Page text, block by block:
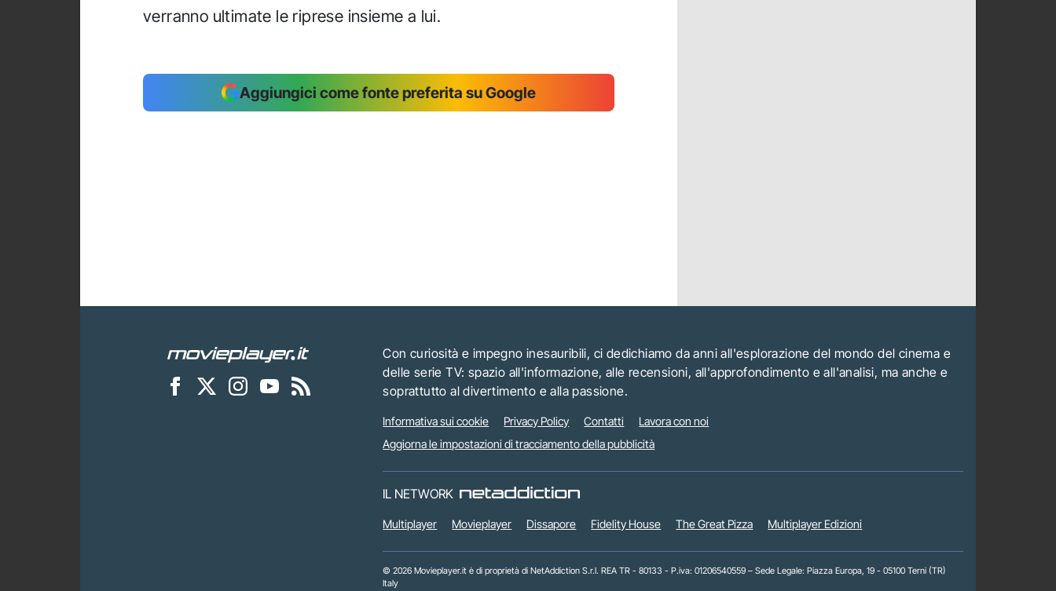
verranno ultimate le riprese insieme a lui.
Aggiungici come fonte preferita su Google
Con curiosità e impegno inesauribili, ci dedichiamo da anni all'esplorazione del mondo del cinema e
delle serie TV: spazio all'informazione, alle recensioni, all'approfondimento e all'analisi, ma anche e
soprattutto al divertimento e alla passione.
Informativa sui cookie Privacy Policy Contatti
Lavora con noi
Aggiorna le impostazioni di tracciamento della pubblicità
IL NETWORK
Multiplayer Movieplayer Dissapore Fidelity House The Great Pizza Multiplayer Edizioni
© 2026 Movieplayer.it è di proprietà di NetAddiction S.r.l. REA TR - 80133 - P.iva: 01206540559 – Sede Legale: Piazza Europa, 19 - 05100 Terni (TR)
Italy